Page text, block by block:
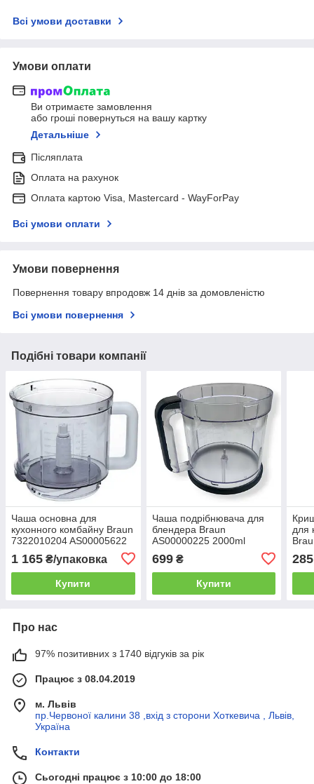
Всі умови доставки
Умови оплати
Ви отримаєте замовлення
або гроші повернуться на вашу картку
Детальніше
Післяплата
Оплата на рахунок
Оплата картою Visa, Mastercard - WayForPay
Всі умови оплати
Умови повернення
Повернення товару впродовж 14 днів за домовленістю
Всі умови повернення
Подібні товари компанії
Чаша основна для
кухонного комбайну Braun
7322010204 AS00005622
1 165 ₴/упаковка
Купити
Чаша подрібнювача для
блендера Braun
AS00000225 2000ml
699₴
Купити
для
285
Про нас
97% позитивних з 1740 відгуків за рік
Працює з 08.04.2019
м. Львів
пр.Червоної калини 38 ,вхід з сторони Хоткевича , Львів,
Україна
Контакти
Сьогодні працює з 10:00 до 18:00